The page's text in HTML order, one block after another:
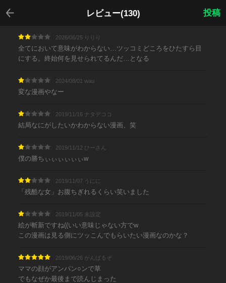
レビュー(130)
戻る
投稿
2026/06/25 りりり
全てにおいて意味がわからない…ツッコミどころをひたすら目
にする。終始何を見せられてるんだ…となる
2024/08/01 wau
変な漫画やなー
2019/11/16 ナタデココ
結局なにがしたいかわからない漫画、笑
2019/11/12 ひーさん
僕の勝ちぃぃぃぃぃぃ‪w
2019/11/07 うにに
「残酷な女」お腹ちぎれるくらい笑いました
2019/11/05 未設定
絵が斬新ですね((いい意味じゃない方でw
この漫画は見る側にツッこんでもらいたい漫画なのかな？
2019/06/26 がんばるぞ
ママの顔がアンパン○ンで草
でもなぜか最後まで読んじまった